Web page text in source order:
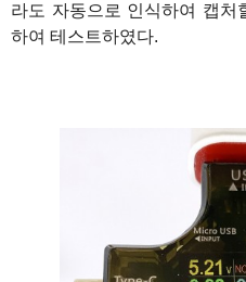
라도 자동으로 인식하여 캡
하여 테스트하였다.